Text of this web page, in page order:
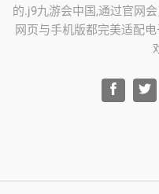
的.j9九游会中国,通过官网
网页与手机版都完美适配